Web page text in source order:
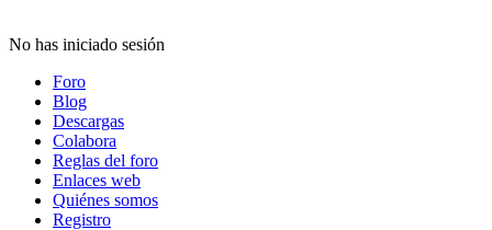
No has iniciado sesión
Foro
Blog
Descargas
Colabora
Reglas del foro
Enlaces web
Quiénes somos
Registro